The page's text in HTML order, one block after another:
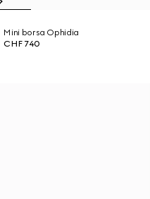
Mini borsa Ophidia
CHF 740